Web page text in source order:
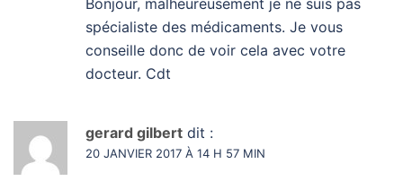
Bonjour, malheureusement je ne suis pas
spécialiste des médicaments. Je vous
conseille donc de voir cela avec votre
docteur. Cdt
gerard gilbert dit :
20 JANVIER 2017 À 14 H 57 MIN